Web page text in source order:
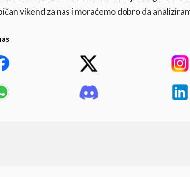
vikend za nas i moraćemo dobro da